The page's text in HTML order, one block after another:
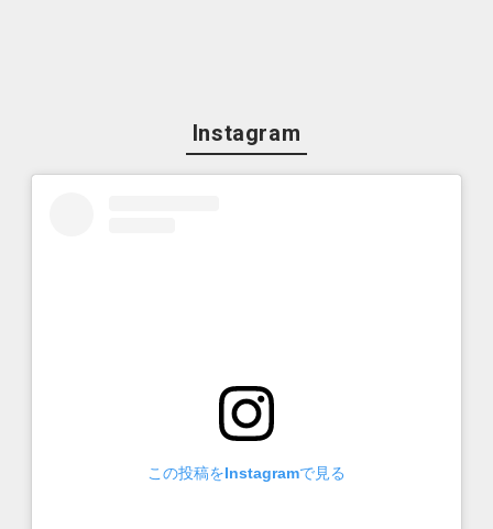
Instagram
この投稿をInstagramで見る